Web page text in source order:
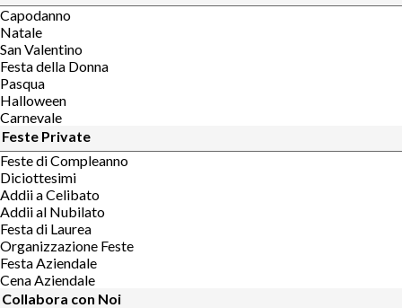
Capodanno
Natale
San Valentino
Festa della Donna
Pasqua
Halloween
Carnevale
Feste Private
Feste di Compleanno
Diciottesimi
Addii a Celibato
Addii al Nubilato
Festa di Laurea
Organizzazione Feste
Festa Aziendale
Cena Aziendale
Collabora con Noi